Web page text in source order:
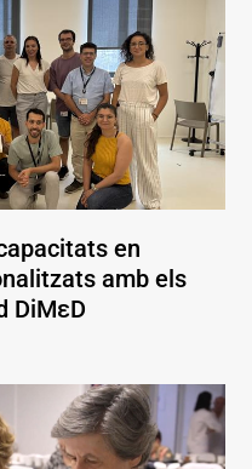
en
amb els
DiMεD